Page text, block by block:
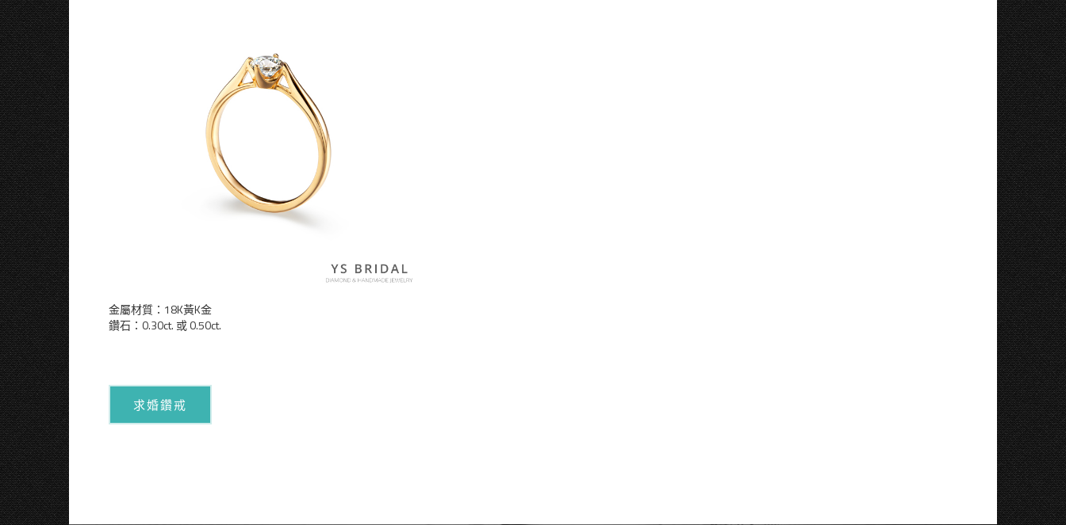
金屬材質：18K黃K金
鑽石：0.30ct. 或 0.50ct.
求婚鑽戒